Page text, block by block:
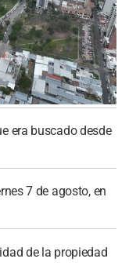
era buscado desde
7 de agosto, en
de la propiedad